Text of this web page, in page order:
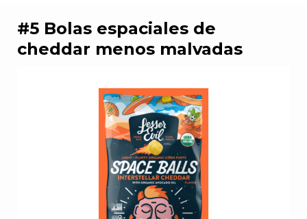
#5 Bolas espaciales de
cheddar menos malvadas